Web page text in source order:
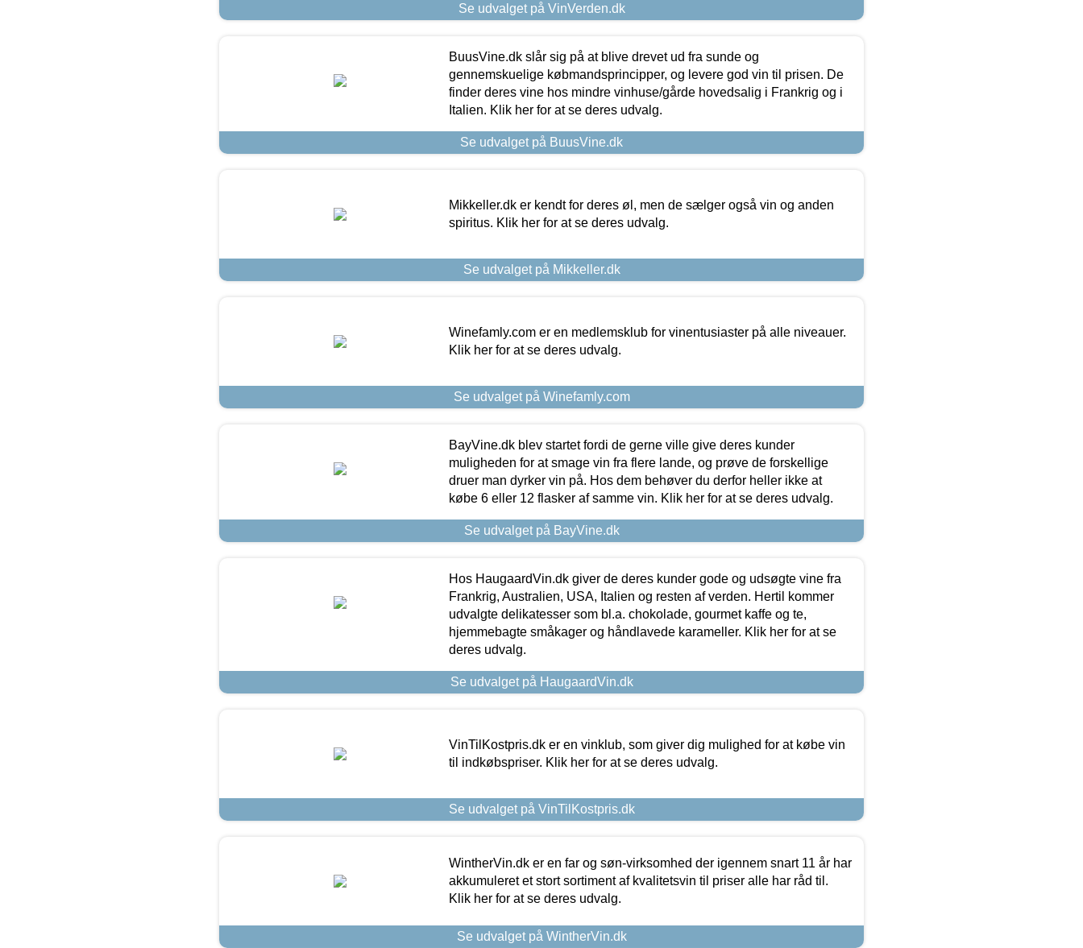
Se udvalget på VinVerden.dk
BuusVine.dk slår sig på at blive drevet ud fra sunde og
gennemskuelige købmandsprincipper, og levere god vin til prisen. De
finder deres vine hos mindre vinhuse/gårde hovedsalig i Frankrig og i
Italien. Klik her for at se deres udvalg.
Se udvalget på BuusVine.dk
Mikkeller.dk er kendt for deres øl, men de sælger også vin og anden
spiritus. Klik her for at se deres udvalg.
Se udvalget på Mikkeller.dk
Winefamly.com er en medlemsklub for vinentusiaster på alle niveauer.
Klik her for at se deres udvalg.
Se udvalget på Winefamly.com
BayVine.dk blev startet fordi de gerne ville give deres kunder
muligheden for at smage vin fra flere lande, og prøve de forskellige
druer man dyrker vin på. Hos dem behøver du derfor heller ikke at
købe 6 eller 12 flasker af samme vin. Klik her for at se deres udvalg.
Se udvalget på BayVine.dk
Hos HaugaardVin.dk giver de deres kunder gode og udsøgte vine fra
Frankrig, Australien, USA, Italien og resten af verden. Hertil kommer
udvalgte delikatesser som bl.a. chokolade, gourmet kaffe og te,
hjemmebagte småkager og håndlavede karameller. Klik her for at se
deres udvalg.
Se udvalget på HaugaardVin.dk
VinTilKostpris.dk er en vinklub, som giver dig mulighed for at købe vin
til indkøbspriser. Klik her for at se deres udvalg.
Se udvalget på VinTilKostpris.dk
WintherVin.dk er en far og søn-virksomhed der igennem snart 11 år har
akkumuleret et stort sortiment af kvalitetsvin til priser alle har råd til.
Klik her for at se deres udvalg.
Se udvalget på WintherVin.dk